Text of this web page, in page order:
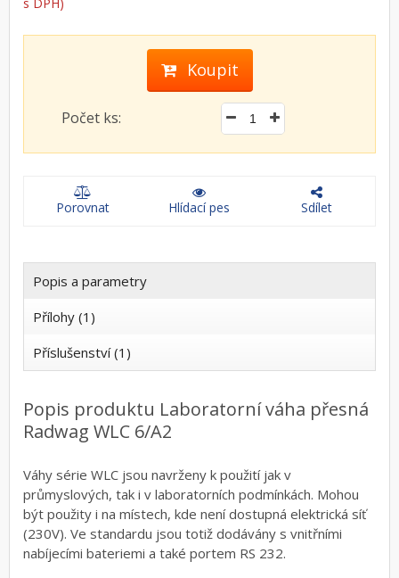
Koupit
Počet ks:
Porovnat Hlídací pes Sdílet
Popis a parametry
Přílohy (1)
Příslušenství (1)
Popis produktu Laboratorní váha přesná
Radwag WLC 6/A2
Váhy série WLC jsou navrženy k použití jak v
průmyslových, tak i v laboratorních podmínkách. Mohou
být použity i na místech, kde není dostupná elektrická síť
(230V). Ve standardu jsou totiž dodávány s vnitřními
nabíjecími bateriemi a také portem RS 232.